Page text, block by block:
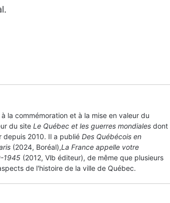
la commémoration et à la mise en valeur du
du site Le Québec et les guerres mondiales dont
depuis 2010. Il a publié Des Québécois en
(2024, Boréal),La France appelle votre
1945 (2012, Vlb éditeur), de même que plusieurs
de l'histoire de la ville de Québec.
Le caporal Gérard Bruyère (FMR),
décédé à Troteval
La collection du militaria au Québec